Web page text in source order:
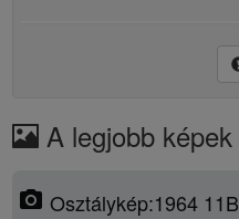
A legjobb képek
photo_camera Osztálykép:1964 11B